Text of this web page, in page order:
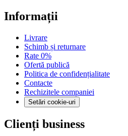
Informații
Livrare
Schimb și returnare
Rate 0%
Ofertă publică
Politica de confidențialitate
Contacte
Rechizitele companiei
Setări cookie-uri
Clienți business